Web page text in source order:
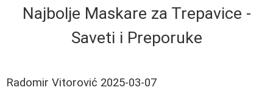
Najbolje Maskare za Trepavice -
Saveti i Preporuke
Radomir Vitorović 2025-03-07